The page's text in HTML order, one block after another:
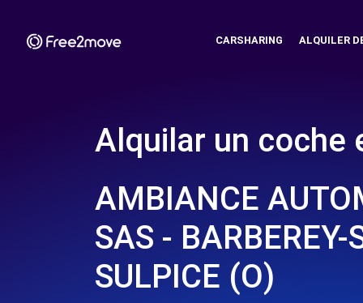
CARSHARING ALQUILER
Alquilar un coche
AMBIANCE
SAS - BARBEREY-
SULPICE (O)